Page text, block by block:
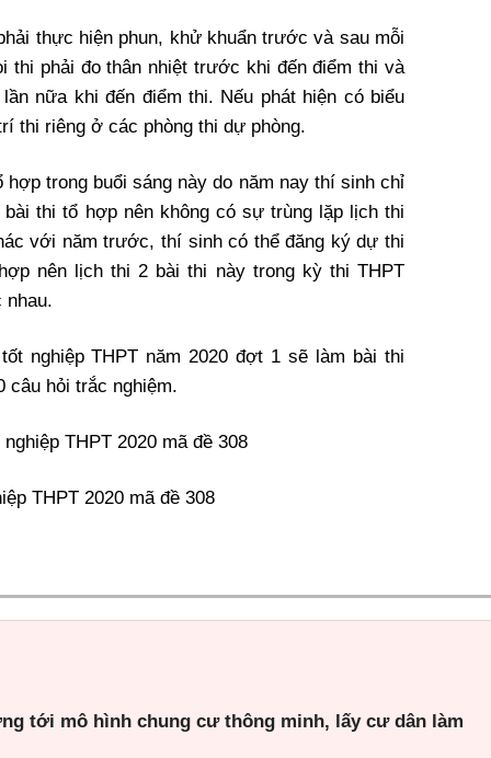
thực hiện phun, khử khuẩn trước và sau mỗi
thi phải đo thân nhiệt trước khi đến điểm thi và
nữa khi đến điểm thi. Nếu phát hiện có biểu
thi riêng ở các phòng thi dự phòng.
trong buổi sáng này do năm nay thí sinh chỉ
thi tổ hợp nên không có sự trùng lặp lịch thi
với năm trước, thí sinh có thể đăng ký dự thi
nên lịch thi 2 bài thi này trong kỳ thi THPT
nhau.
nghiệp THPT năm 2020 đợt 1 sẽ làm bài thi
câu hỏi trắc nghiệm.
THPT 2020 mã đề 308
THPT 2020 mã đề 308
tới mô hình chung cư thông minh, lấy cư dân làm